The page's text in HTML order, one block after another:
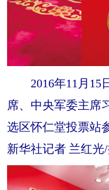
2016年11月15
席、中央军委主席
选区怀仁堂投票站
新华社记者 兰红光